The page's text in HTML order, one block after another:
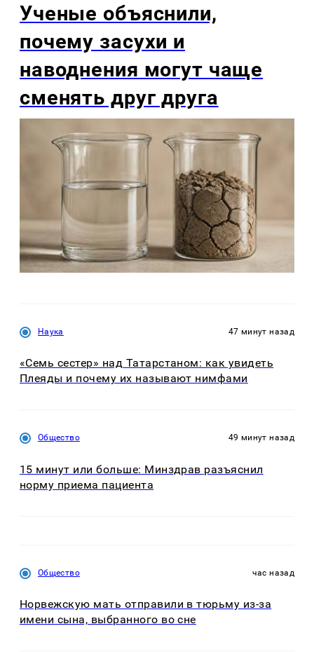
Ученые объяснили,
почему засухи и
наводнения могут чаще
сменять друг друга
Наука 47 минут назад
«Семь сестер» над Татарстаном: как увидеть
Плеяды и почему их называют нимфами
Общество 49 минут назад
15 минут или больше: Минздрав разъяснил
норму приема пациента
Общество час назад
Норвежскую мать отправили в тюрьму из-за
имени сына, выбранного во сне